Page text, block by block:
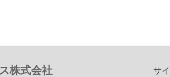
株式会社 サ